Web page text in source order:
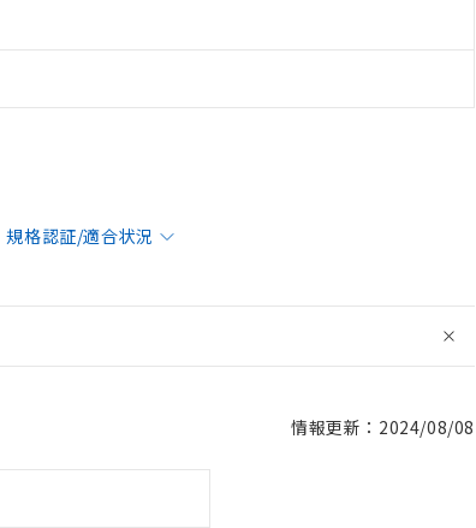
規格認証/適合状況
情報更新：2024/08/08